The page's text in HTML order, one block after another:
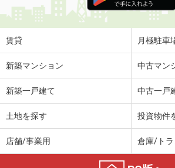
賃貸 月極駐車
新築マンション 中古マン
新築一戸建て 中古一戸
土地を探す 投資物件
店舗/事業用 倉庫/トラ